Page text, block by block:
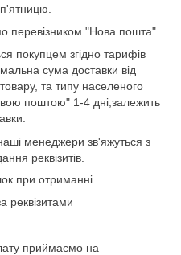
перевізником "Нова пошта"
покупцем згідно тарифів
сума доставки від
та типу населеного
поштою" 1-4 дні,залежить
менеджери зв'яжуться з
реквізитів.
при отриманні.
реквізитами
приймаємо на